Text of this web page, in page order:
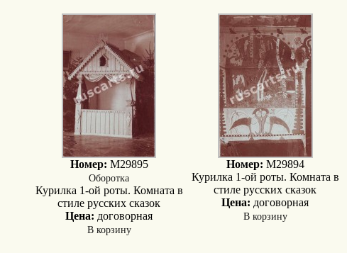
Номер: M29895
Оборотка
Курилка 1-ой роты. Комната в
стиле русских сказок
Цена: договорная
В корзину
Номер: M29894
Курилка 1-ой роты. Комната в
стиле русских сказок
Цена: договорная
В корзину